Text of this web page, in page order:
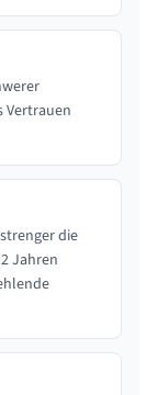
Vertrauen
die
Jahren